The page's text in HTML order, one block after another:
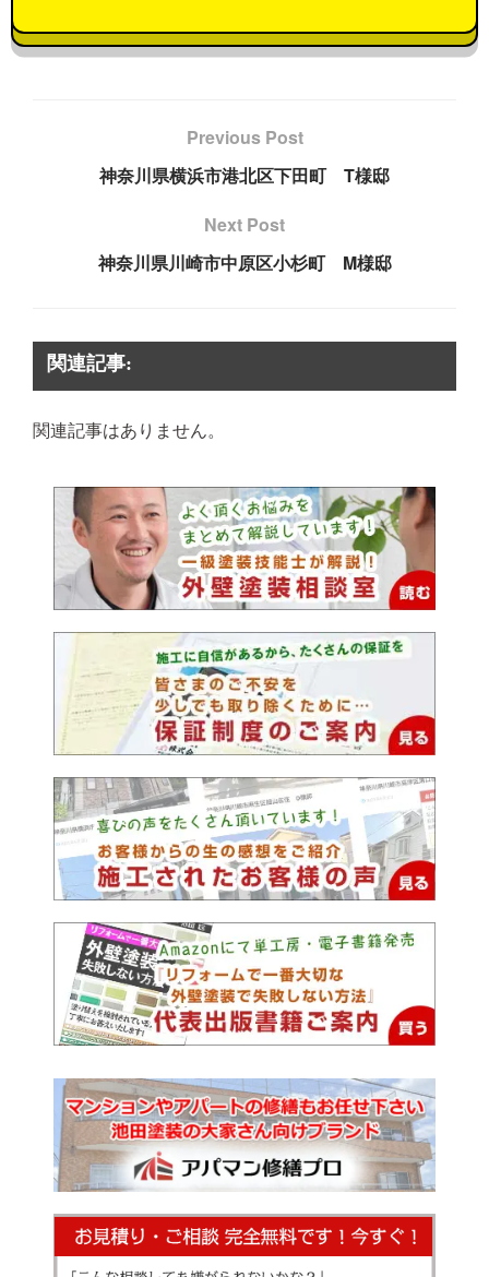
Previous Post
神奈川県横浜市港北区下田町 T様邸
Next Post
神奈川県川崎市中原区小杉町 M様邸
関連記事:
関連記事はありません。